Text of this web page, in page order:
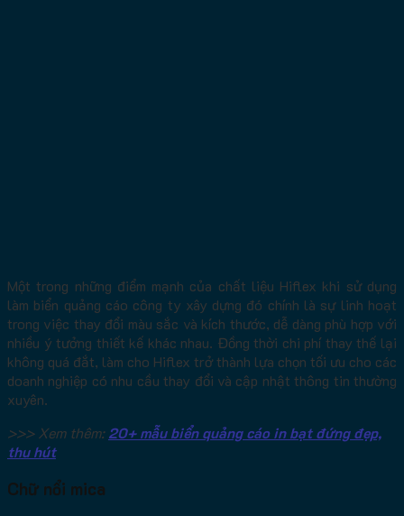
Một trong những điểm mạnh của chất liệu Hiflex khi sử dụng
làm biển quảng cáo công ty xây dựng đó chính là sự linh hoạt
trong việc thay đổi màu sắc và kích thước, dễ dàng phù hợp với
nhiều ý tưởng thiết kế khác nhau. Đồng thời chi phí thay thế lại
không quá đắt, làm cho Hiflex trở thành lựa chọn tối ưu cho các
doanh nghiệp có nhu cầu thay đổi và cập nhật thông tin thường
xuyên.
>>> Xem thêm:20+ mẫu biển quảng cáo in bạt đứng đẹp,
thu hút
Chữ nổi mica